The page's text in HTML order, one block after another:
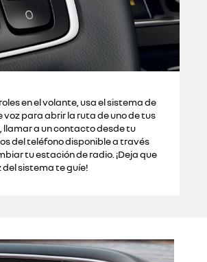
en el volante, usa el sistema de
para abrir la ruta de uno de tus
llamar a un contacto desde tu
del teléfono disponible a través
tu estación de radio. ¡Deja que
sistema te guíe!